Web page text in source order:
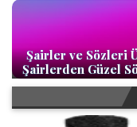
Şairler ve Sözleri
Şairlerden Güzel